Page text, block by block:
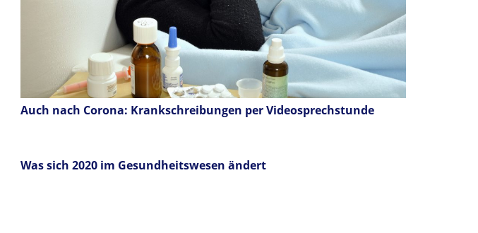
Auch nach Corona: Krankschreibungen per Videosprechstunde
Was sich 2020 im Gesundheitswesen ändert